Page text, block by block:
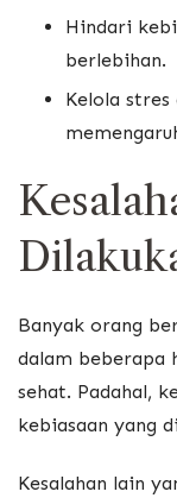
Hindari
berlebihan.
Kelola
Banyak orang
dalam beberapa
sehat. Padahal,
kebiasaan yang
Kesalahan lain